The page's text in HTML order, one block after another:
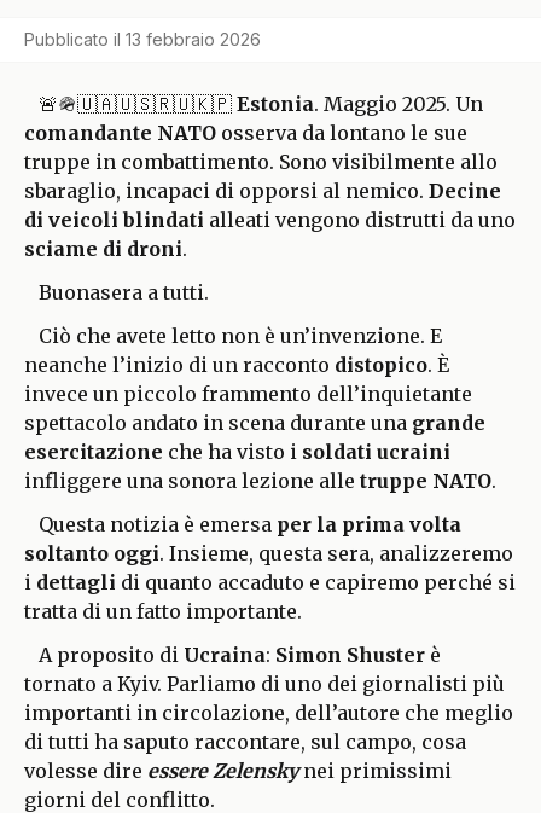
Pubblicato il 13 febbraio 2026
🚨🪖🇺🇦🇺🇸🇷🇺🇰🇵 Estonia. Maggio 2025. Un
comandante NATO osserva da lontano le sue
truppe in combattimento. Sono visibilmente allo
sbaraglio, incapaci di opporsi al nemico. Decine
di veicoli blindati alleati vengono distrutti da uno
sciame di droni.
Buonasera a tutti.
Ciò che avete letto non è un’invenzione. E
neanche l’inizio di un racconto distopico. È
invece un piccolo frammento dell’inquietante
spettacolo andato in scena durante una grande
esercitazione che ha visto i soldati ucraini
infliggere una sonora lezione alle truppe NATO.
Questa notizia è emersa per la prima volta
soltanto oggi. Insieme, questa sera, analizzeremo
i dettagli di quanto accaduto e capiremo perché si
tratta di un fatto importante.
A proposito di Ucraina: Simon Shuster è
tornato a Kyiv. Parliamo di uno dei giornalisti più
importanti in circolazione, dell’autore che meglio
di tutti ha saputo raccontare, sul campo, cosa
volesse dire essere Zelenskynei primissimi
giorni del conflitto.